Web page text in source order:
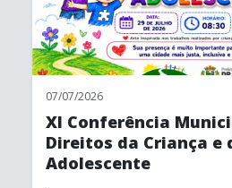
07/07/2026
XI Conferência
Direitos da Criança e
Adolescente